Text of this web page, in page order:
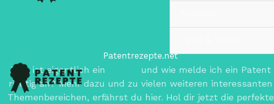
Patentrezepte.net
Was ist eigentlich ein
und wie melde ich ein Patent
richtig an? Mehr dazu und zu vielen weiteren interessanten
Themenbereichen, erfährst du hier. Hol dir jetzt die perfekte